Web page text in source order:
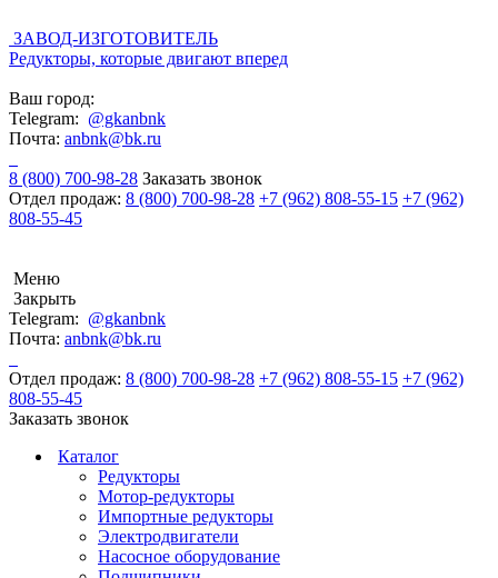
ЗАВОД-ИЗГОТОВИТЕЛЬ
Редукторы, которые двигают вперед
Ваш город:
Telegram: @gkanbnk
Почта: anbnk@bk.ru
8 (800) 700-98-28 Заказать звонок
Отдел продаж: 8 (800) 700-98-28 +7 (962) 808-55-15 +7 (962)
808-55-45
Меню
Закрыть
Telegram: @gkanbnk
Почта: anbnk@bk.ru
Отдел продаж: 8 (800) 700-98-28 +7 (962) 808-55-15 +7 (962)
808-55-45
Заказать звонок
Каталог
Редукторы
Мотор-редукторы
Импортные редукторы
Электродвигатели
Насосное оборудование